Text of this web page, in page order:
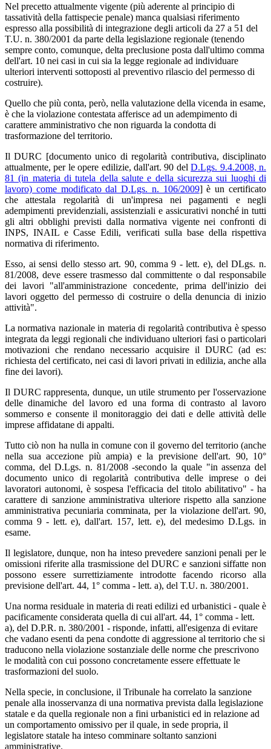
Nel precetto attualmente vigente (più aderente al principio di
tassatività della fattispecie penale) manca qualsiasi riferimento
espresso alla possibilità di integrazione degli articoli da 27 a 51 del
T.U. n. 380/2001 da parte della legislazione regionale (tenendo
sempre conto, comunque, delta preclusione posta dall'ultimo comma
dell'art. 10 nei casi in cui sia la legge regionale ad individuare
ulteriori interventi sottoposti al preventivo rilascio del permesso di
costruire).
Quello che più conta, però, nella valutazione della vicenda in esame,
è che la violazione contestata afferisce ad un adempimento di
carattere amministrativo che non riguarda la condotta di
trasformazione del territorio.
Il DURC [documento unico di regolarità contributiva, disciplinato
attualmente, per le opere edilizie, dall'art. 90 delD.Lgs. 9.4.2008, n.
81 (in materia di tutela della salute e della sicurezza sui luoghi di
lavoro) come modificato dal D.Lgs. n. 106/2009] è un certificato
che attestala regolarità di un'impresa nei pagamenti e negli
adempimenti previdenziali, assistenziali e assicurativi nonché in tutti
gli altri obblighi previsti dalla normativa vigente nei confronti di
INPS, INAIL e Casse Edili, verificati sulla base della rispettiva
normativa di riferimento.
Esso, ai sensi dello stesso art. 90, comma 9 - lett. e), del DLgs. n.
81/2008, deve essere trasmesso dal committente o dal responsabile
dei lavori "all'amministrazione concedente, prima dell'inizio dei
lavori oggetto del permesso di costruire o della denuncia di inizio
attività".
La normativa nazionale in materia di regolarità contributiva è spesso
integrata da leggi regionali che individuano ulteriori fasi o particolari
motivazioni che rendano necessario acquisire il DURC (ad es:
richiesta del certificato, nei casi di lavori privati in edilizia, anche alla
fine dei lavori).
Il DURC rappresenta, dunque, un utile strumento per l'osservazione
delle dinamiche del lavoro ed una forma di contrasto al lavoro
sommerso e consente il monitoraggio dei dati e delle attività delle
imprese affidatane di appalti.
Tutto ciò non ha nulla in comune con il governo del territorio (anche
nella sua accezione più ampia) e la previsione dell'art. 90, 10°
comma, del D.Lgs. n. 81/2008 -secondo la quale "in assenza del
documento unico di regolarità contributiva delle imprese o dei
lavoratori autonomi, è sospesa l'efficacia del titolo abilitativo" - ha
carattere di sanzione amministrativa ulteriore rispetto alla sanzione
amministrativa pecuniaria comminata, per la violazione dell'art. 90,
comma 9 - lett. e), dall'art. 157, lett. e), del medesimo D.Lgs. in
esame.
Il legislatore, dunque, non ha inteso prevedere sanzioni penali per le
omissioni riferite alla trasmissione del DURC e sanzioni siffatte non
possono essere surrettiziamente introdotte facendo ricorso alla
previsione dell'art. 44, 1° comma - lett. a), del T.U. n. 380/2001.
Una norma residuale in materia di reati edilizi ed urbanistici - quale è
pacificamente considerata quella di cui all'art. 44, 1° comma - lett.
a), del D.P.R. n. 380/2001 - risponde, infatti, all'esigenza di evitare
che vadano esenti da pena condotte di aggressione al territorio che si
traducono nella violazione sostanziale delle norme che prescrivono
le modalità con cui possono concretamente essere effettuate le
trasformazioni del suolo.
Nella specie, in conclusione, il Tribunale ha correlato la sanzione
penale alla inosservanza di una normativa prevista dalla legislazione
statale e da quella regionale non a fini urbanistici ed in relazione ad
un comportamento omissivo per il quale, in sede propria, il
legislatore statale ha inteso comminare soltanto sanzioni
amministrative.